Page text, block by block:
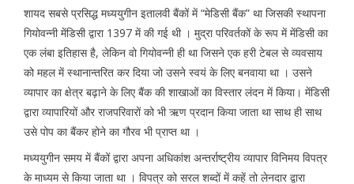
शायद सबसे प्रसिद्ध मध्ययुगीन इतालवी बैंकों में “मेडिसी बैंक” था जिसकी स्थापना
गियोवन्नी मेंडिसी द्वारा 1397 में की गई थी । मुद्रा परिवर्तकों के रूप में मेंडिसी का
एक लंबा इतिहास है, लेकिन वो गियोवन्नी ही था जिसने एक हरी टेबल से व्यवसाय
को महल में स्थानान्तरित कर दिया जो उसने स्वयं के लिए बनवाया था । उसने
व्यापार का क्षेत्र बढ़ाने के लिए बैंक की शाखाओं का विस्तार लंदन में किया। मेंडिसी
द्वारा व्यापारियों और राजपरिवारों को भी ऋण प्रदान किया जाता था साथ ही साथ
उसे पोप का बैंकर होने का गौरव भी प्राप्त था ।
मध्ययुगीन समय में बैंकों द्वारा अपना अधिकांश अन्तर्राष्ट्रीय व्यापार विनिमय विपत्र
के माध्यम से किया जाता था । विपत्र को सरल शब्दों में कहें तो लेनदार द्वारा